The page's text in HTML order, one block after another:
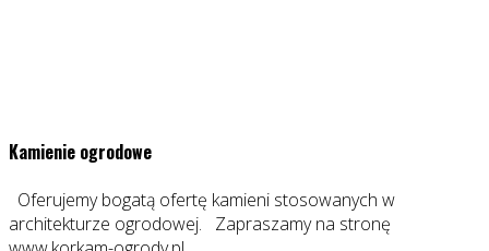
Kamienie ogrodowe
Oferujemy bogatą ofertę kamieni stosowanych w
architekturze ogrodowej. Zapraszamy na stronę